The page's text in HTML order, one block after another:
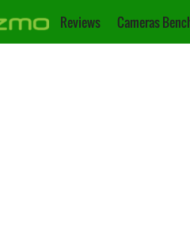
Reviews Cameras